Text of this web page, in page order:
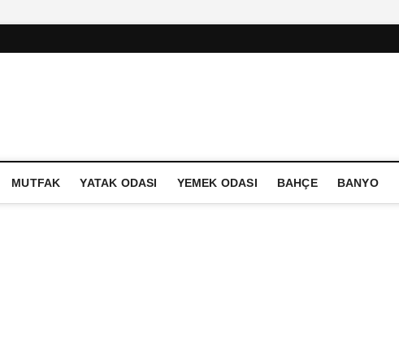
MUTFAK YATAK ODASI YEMEK ODASI BAHÇE BANYO